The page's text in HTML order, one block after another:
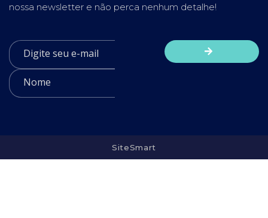
nossa newsletter e não perca nenhum detalhe!
SiteSmart